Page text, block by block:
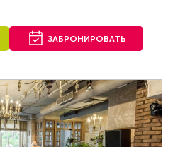
ЗАБРОНИРОВАТЬ